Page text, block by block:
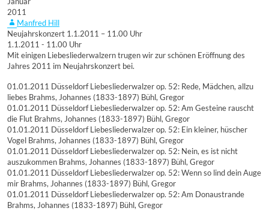
2011
Manfred Hill
Neujahrskonzert 1.1.2011 – 11.00 Uhr
1.1.2011 - 11.00 Uhr
Mit einigen Liebesliederwalzern trugen wir zur schönen Eröffnung des
Jahres 2011 im Neujahrskonzert bei.
01.01.2011 Düsseldorf Liebesliederwalzer op. 52: Rede, Mädchen, allzu
liebes Brahms, Johannes (1833-1897) Bühl, Gregor
01.01.2011 Düsseldorf Liebesliederwalzer op. 52: Am Gesteine rauscht
die Flut Brahms, Johannes (1833-1897) Bühl, Gregor
01.01.2011 Düsseldorf Liebesliederwalzer op. 52: Ein kleiner, hüscher
Vogel Brahms, Johannes (1833-1897) Bühl, Gregor
01.01.2011 Düsseldorf Liebesliederwalzer op. 52: Nein, es ist nicht
auszukommen Brahms, Johannes (1833-1897) Bühl, Gregor
01.01.2011 Düsseldorf Liebesliederwalzer op. 52: Wenn so lind dein Auge
mir Brahms, Johannes (1833-1897) Bühl, Gregor
01.01.2011 Düsseldorf Liebesliederwalzer op. 52: Am Donaustrande
Brahms, Johannes (1833-1897) Bühl, Gregor